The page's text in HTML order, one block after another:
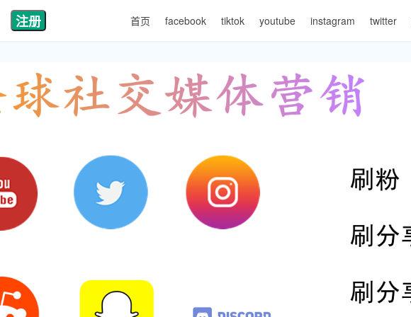
注册 首页 facebook tiktok youtube instagram twitter